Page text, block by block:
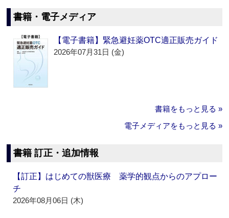
書籍・電子メディア
【電子書籍】緊急避妊薬OTC適正販売ガイド
2026年07月31日 (金)
書籍をもっと見る »
電子メディアをもっと見る »
書籍 訂正・追加情報
【訂正】はじめての獣医療 薬学的観点からのアプロー
チ
2026年08月06日 (木)